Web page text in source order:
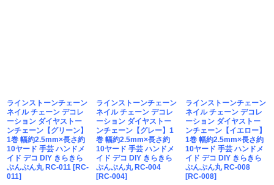
ラインストーンチェーン
ネイル チェーン デコレ
ーション ダイヤストー
ンチェーン【グリーン】
1巻 幅約2.5mm×長さ約
10ヤード 手芸 ハンドメ
イド デコ DIY きらきら
ぷんぷん丸 RC-011 [RC-
011]
ラインストーンチェーン
ネイル チェーン デコレ
ーション ダイヤストー
ンチェーン【グレー】1
巻 幅約2.5mm×長さ約
10ヤード 手芸 ハンドメ
イド デコ DIY きらきら
ぷんぷん丸 RC-004
[RC-004]
ラインストーンチェーン
ネイル チェーン デコレ
ーション ダイヤストー
ンチェーン【イエロー】
1巻 幅約2.5mm×長さ約
10ヤード 手芸 ハンドメ
イド デコ DIY きらきら
ぷんぷん丸 RC-008
[RC-008]